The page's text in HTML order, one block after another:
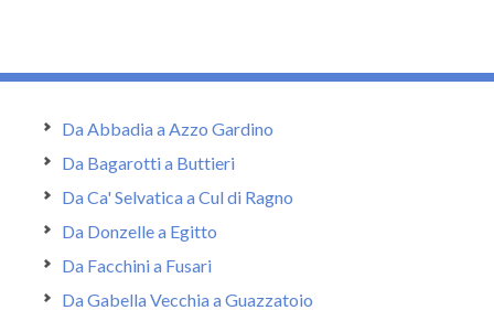
Da Abbadia a Azzo Gardino
Da Bagarotti a Buttieri
Da Ca' Selvatica a Cul di Ragno
Da Donzelle a Egitto
Da Facchini a Fusari
Da Gabella Vecchia a Guazzatoio